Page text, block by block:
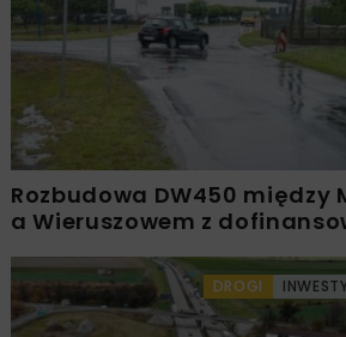
Rozbudowa DW450 między
a Wieruszowem z
DROGI